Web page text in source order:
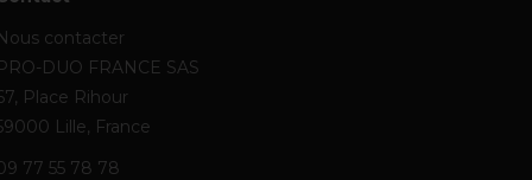
contacter
DUO FRANCE SAS
Place Rihour
Lille, France
77 55 78 78